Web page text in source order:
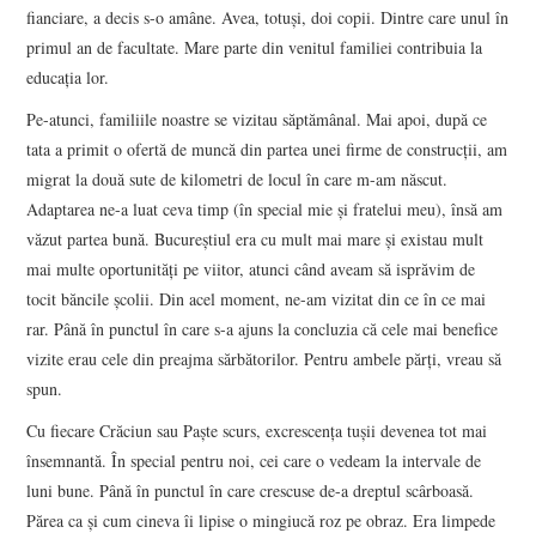
fianciare, a decis s-o amâne. Avea, totuși, doi copii. Dintre care unul în
primul an de facultate. Mare parte din venitul familiei contribuia la
educația lor.
Pe-atunci, familiile noastre se vizitau săptămânal. Mai apoi, după ce
tata a primit o ofertă de muncă din partea unei firme de construcții, am
migrat la două sute de kilometri de locul în care m-am născut.
Adaptarea ne-a luat ceva timp (în special mie și fratelui meu), însă am
văzut partea bună. Bucureștiul era cu mult mai mare și existau mult
mai multe oportunități pe viitor, atunci când aveam să isprăvim de
tocit băncile școlii. Din acel moment, ne-am vizitat din ce în ce mai
rar. Până în punctul în care s-a ajuns la concluzia că cele mai benefice
vizite erau cele din preajma sărbătorilor. Pentru ambele părți, vreau să
spun.
Cu fiecare Crăciun sau Paște scurs, excrescența tușii devenea tot mai
însemnantă. În special pentru noi, cei care o vedeam la intervale de
luni bune. Până în punctul în care crescuse de-a dreptul scârboasă.
Părea ca și cum cineva îi lipise o mingiucă roz pe obraz. Era limpede